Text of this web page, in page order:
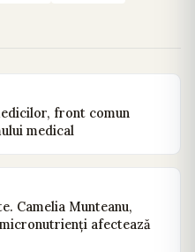
front comun
medical
Camelia Munteanu,
afectează